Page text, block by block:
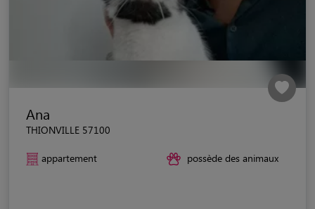
Ana
THIONVILLE 57100
appartement possède des animaux